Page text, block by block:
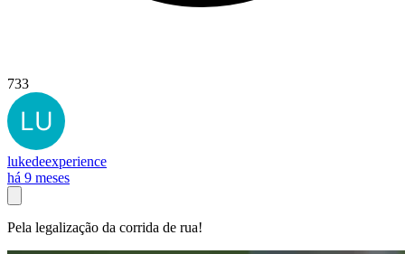
733
lukedeexperience
há 9 meses
Pela legalização da corrida de rua!